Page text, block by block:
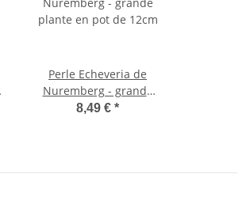
Perle Echeveria de
Nuremberg - grande
plante en pot de 12cm
8,49 € *